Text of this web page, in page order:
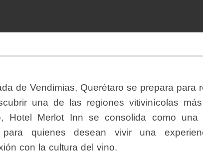
de Vendimias, Querétaro se prepara para
una de las regiones vitivinícolas
Hotel Merlot Inn se consolida como
quienes desean vivir una
con la cultura del vino.